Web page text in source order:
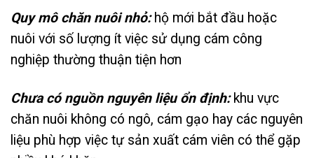
Quy mô chăn nuôi nhỏ:hộ mới bắt đầu hoặc
nuôi với số lượng ít việc sử dụng cám công
nghiệp thường thuận tiện hơn
Chưa có nguồn nguyên liệu ổn định:khu vực
chăn nuôi không có ngô, cám gạo hay các nguyên
liệu phù hợp việc tự sản xuất cám viên có thể gặp